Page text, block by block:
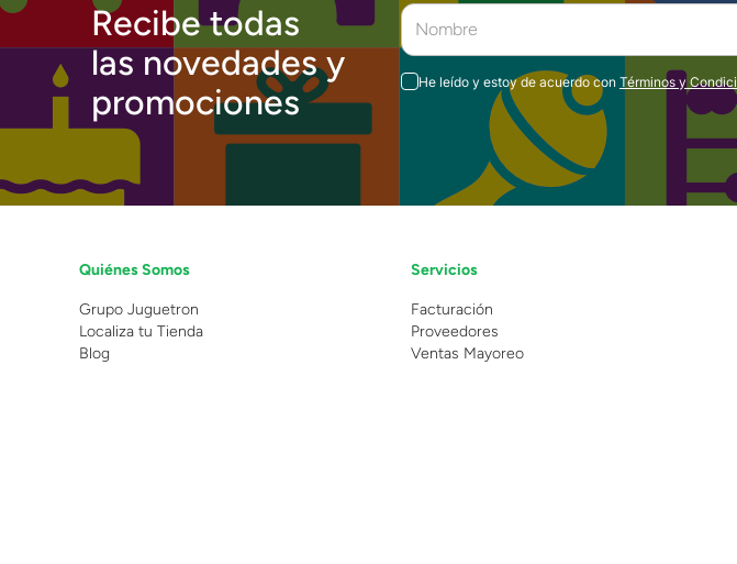
Recibe todas
las novedades y
promociones
He leído y estoy de acuerdo con Términos y
Quiénes Somos
Grupo Juguetron
Localiza tu Tienda
Blog
Servicios
Facturación
Proveedores
Ventas Mayoreo